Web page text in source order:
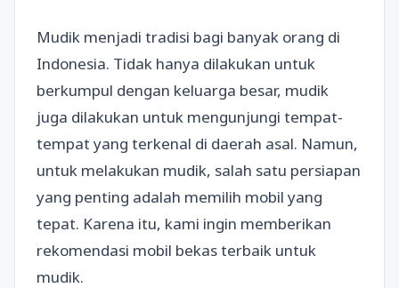
Mudik menjadi tradisi bagi banyak orang di
Indonesia. Tidak hanya dilakukan untuk
berkumpul dengan keluarga besar, mudik
juga dilakukan untuk mengunjungi tempat-
tempat yang terkenal di daerah asal. Namun,
untuk melakukan mudik, salah satu persiapan
yang penting adalah memilih mobil yang
tepat. Karena itu, kami ingin memberikan
rekomendasi mobil bekas terbaik untuk
mudik.